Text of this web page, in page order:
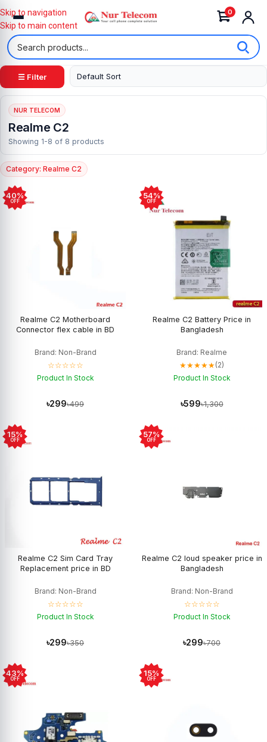
0
Skip to navigation
Skip to main content
☰ Filter
NUR TELECOM
Realme C2
Showing 1-8 of 8 products
Category: Realme C2
40%
OFF
Realme C2 Motherboard
Connector flex cable in BD
Brand: Non-Brand
☆☆☆☆☆
Product In Stock
৳299৳499
54%
OFF
Realme C2 Battery Price in
Bangladesh
Brand: Realme
★★★★★(2)
Product In Stock
৳599৳1,300
15%
OFF
Realme C2 Sim Card Tray
Replacement price in BD
Brand: Non-Brand
☆☆☆☆☆
Product In Stock
৳299৳350
57%
OFF
Realme C2 loud speaker price in
Bangladesh
Brand: Non-Brand
☆☆☆☆☆
Product In Stock
৳299৳700
43%
OFF
15%
OFF